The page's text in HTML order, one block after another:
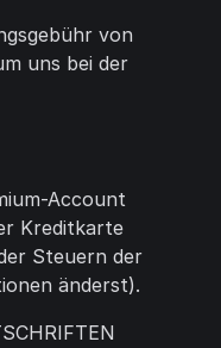
von
uns bei der
Account
Kreditkarte
Steuern der
änderst).